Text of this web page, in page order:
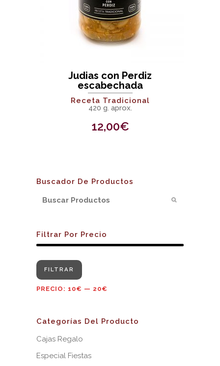
Judias con Perdiz
escabechada
Receta Tradicional
420 g. aprox.
12,00€
Buscador De Productos
Filtrar Por Precio
Precio
mínimo
Precio
máximo
FILTRAR
PRECIO: 10€ — 20€
Categorías Del Producto
Cajas Regalo
Especial Fiestas